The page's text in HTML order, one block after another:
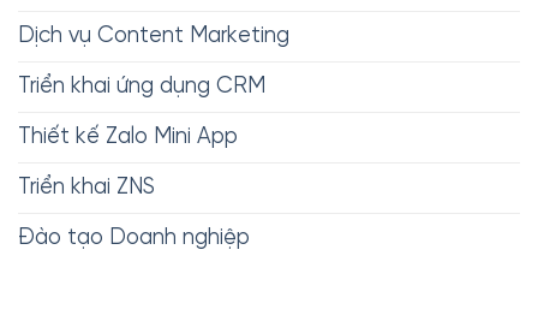
Dịch vụ Content Marketing
Triển khai ứng dụng CRM
Thiết kế Zalo Mini App
Triển khai ZNS
Đào tạo Doanh nghiệp